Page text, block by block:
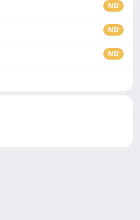
ND
ND
ND